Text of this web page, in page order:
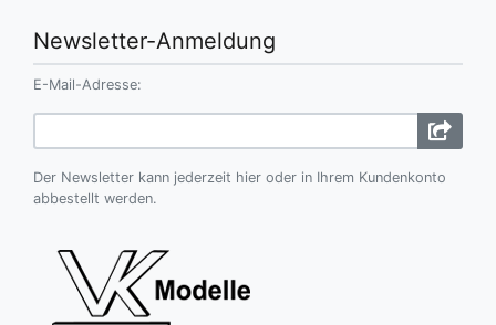
Newsletter-Anmeldung
E-Mail-Adresse:
Der Newsletter kann jederzeit hier oder in Ihrem Kundenkonto
abbestellt werden.